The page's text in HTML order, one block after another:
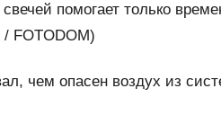
помогает только
FOTODOM)
чем опасен воздух из